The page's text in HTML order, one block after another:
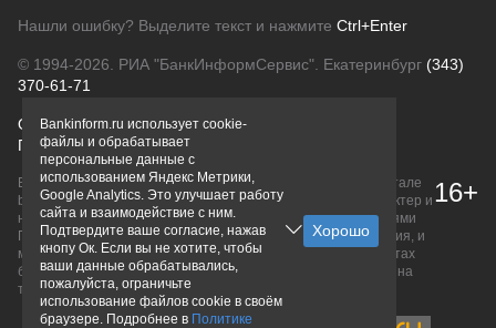
Нашли ошибку? Выделите текст и нажмите Ctrl+Enter
© 1994-2026. РИА "БанкИнформСервис". Екатеринбург (343)
370-61-71
О проектеПолитика конфиденциальности
Правовая информацияДля рекламодателей
Вся информация о продуктах банков, размещенная на портале
bankinform.ru, носит исключительно ознакомительный характер и
не является публичной офертой, определяемой положениями
ГК РФ. Информация не содержит точного и полного описания, и
может быть изменена. Конечные условия уточняйте на сайтах
банков или при личном обращении. Исключительное право на
товарные знаки принадлежит их правообладателям.
16+
Bankinform.ru использует cookie-
файлы и обрабатывает
персональные данные с
использованием Яндекс Метрики,
Google Analytics. Это улучшает работу
сайта и взаимодействие с ним.
Подтвердите ваше согласие, нажав
кнопу Ок. Если вы не хотите, чтобы
ваши данные обрабатывались,
пожалуйста, ограничьте
использование файлов cookie в своём
браузере. Подробнее в Политике